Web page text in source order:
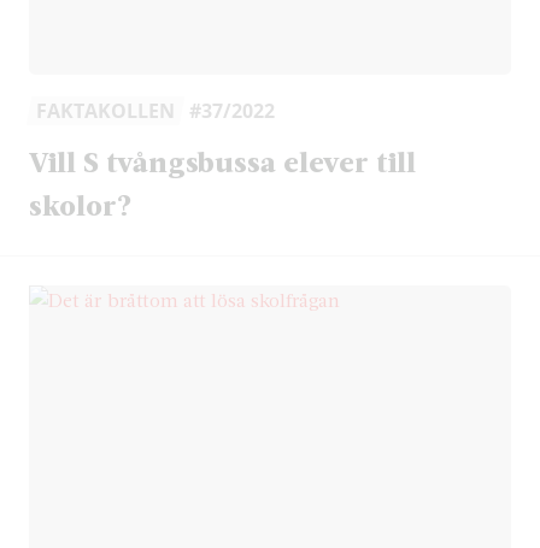
FAKTAKOLLEN #37/2022
Vill S tvångsbussa elever till
skolor?